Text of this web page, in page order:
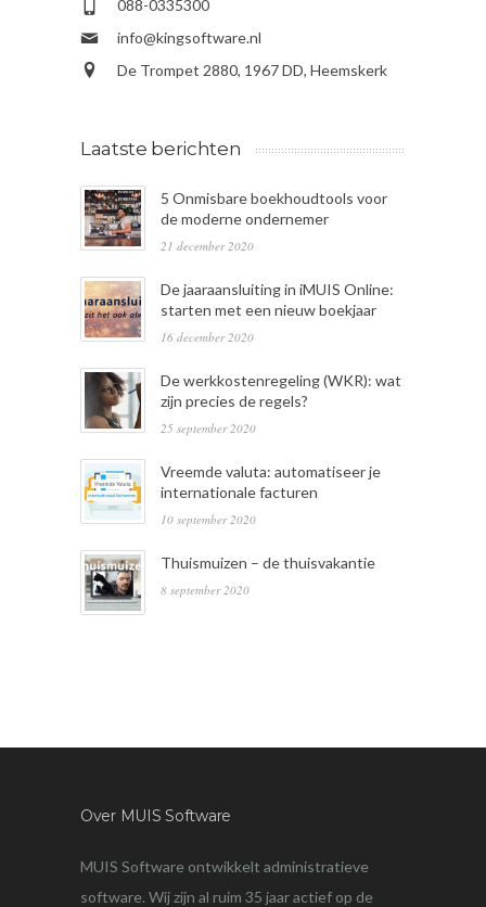
088-0335300
info@kingsoftware.nl
De Trompet 2880, 1967 DD, Heemskerk
Laatste berichten
5 Onmisbare boekhoudtools voor
de moderne ondernemer
21 december 2020
De jaaraansluiting in iMUIS Online:
starten met een nieuw boekjaar
16 december 2020
De werkkostenregeling (WKR): wat
zijn precies de regels?
25 september 2020
Vreemde valuta: automatiseer je
internationale facturen
10 september 2020
Thuismuizen – de thuisvakantie
8 september 2020
Over MUIS Software
MUIS Software ontwikkelt administratieve
software. Wij zijn al ruim 35 jaar actief op de